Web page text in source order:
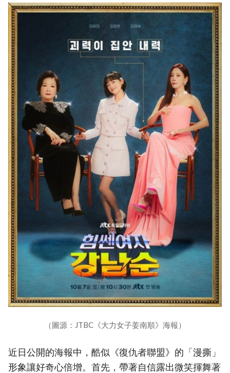
（圖源：JTBC《大力女子姜南順》海報）
近日公開的海報中，酷似《復仇者聯盟》的「漫撕」
形象讓好奇心倍增。首先，帶著自信露出微笑揮舞著